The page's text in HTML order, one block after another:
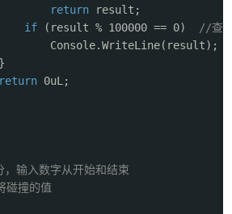
return
result;
if
(result % 100000 == 0)
//查
Console.WriteLine(result);
}
return 0uL;
，输入数字从开始和结束
碰撞的值